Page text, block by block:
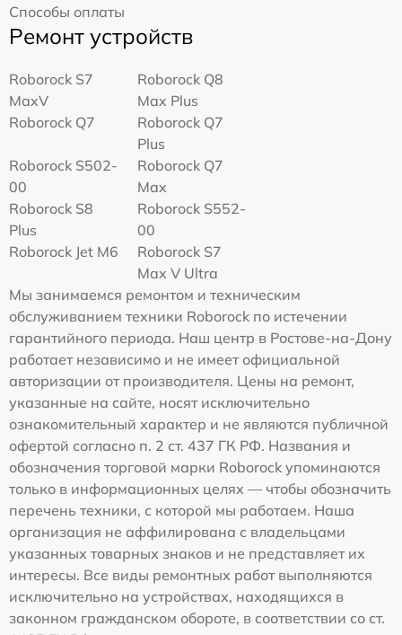
Способы оплаты
Ремонт устройств
Roborock S7
MaxV
Roborock Q8
Max Plus
Roborock Q7
Roborock Q7
Plus
Roborock S502-
00
Roborock Q7
Max
Roborock S8
Plus
Roborock S552-
00
Roborock Jet M6
Roborock S7
Max V Ultra
Мы занимаемся ремонтом и техническим
обслуживанием техники Roborock по истечении
гарантийного периода. Наш центр в Ростове-на-Дону
работает независимо и не имеет официальной
авторизации от производителя. Цены на ремонт,
указанные на сайте, носят исключительно
ознакомительный характер и не являются публичной
офертой согласно п. 2 ст. 437 ГК РФ. Названия и
обозначения торговой марки Roborock упоминаются
только в информационных целях — чтобы обозначить
перечень техники, с которой мы работаем. Наша
организация не аффилирована с владельцами
указанных товарных знаков и не представляет их
интересы. Все виды ремонтных работ выполняются
исключительно на устройствах, находящихся в
законном гражданском обороте, в соответствии со ст.